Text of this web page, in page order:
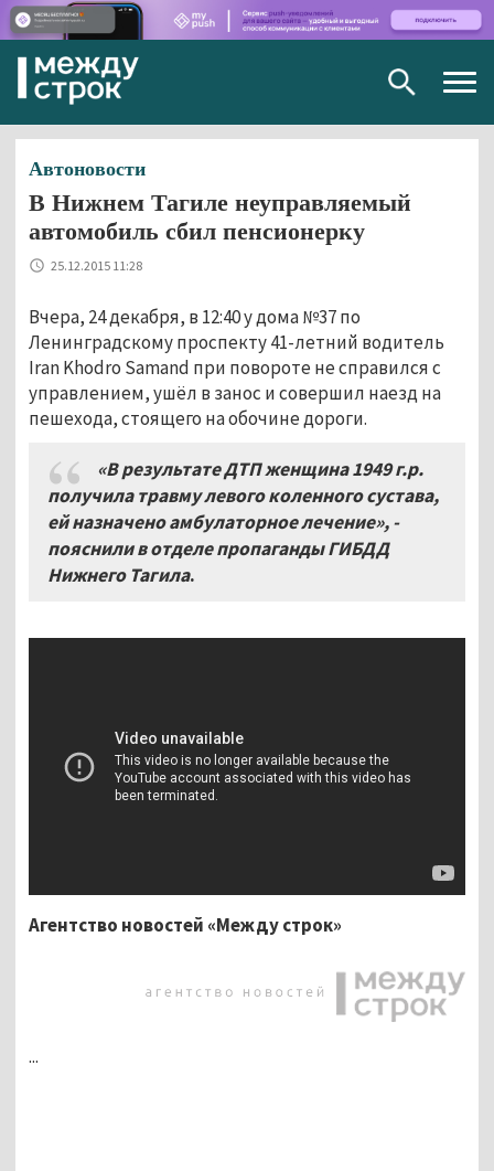
Автоновости
В Нижнем Тагиле неуправляемый
автомобиль сбил пенсионерку
25.12.2015 11:28
Вчера, 24 декабря, в 12:40 у дома №37 по
Ленинградскому проспекту 41-летний водитель
Iran Khodro Samand при повороте не справился с
управлением, ушёл в занос и совершил наезд на
пешехода, стоящего на обочине дороги.
«В результате ДТП женщина 1949 г.р.
получила травму левого коленного сустава,
ей назначено амбулаторное лечение», -
пояснили в отделе пропаганды ГИБДД
Нижнего Тагила.
Агентство новостей «Между строк»
...